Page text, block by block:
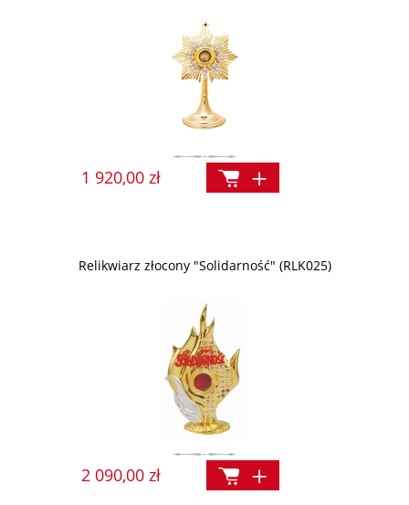
1 920,00 zł
Relikwiarz złocony "Solidarność" (RLK025)
2 090,00 zł